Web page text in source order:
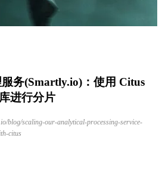
务(Smartly.io)：使用 Citus
进行分片
blog/scaling-our-analytical-processing-service-
citus